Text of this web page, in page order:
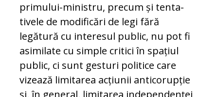
primului-ministru, precum și ten­ta­
tivele de modificări de legi fără
legătură cu interesul public, nu pot fi
asimilate cu simple critici în spațiul
public, ci sunt gesturi politice care
vizează limitarea acțiunii anticorupție